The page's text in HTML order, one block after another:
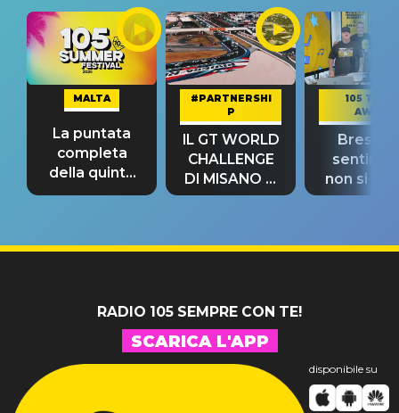
MALTA
La puntata
completa
della quinta
tappa
#PARTNERSHI
P
IL GT WORLD
CHALLENGE
DI MISANO si
riconferma
105 TAKE
AWAY
Bresh:
non si
fino alla
RADIO 105 SEMPRE CON TE!
SCARICA L'APP
disponibile su